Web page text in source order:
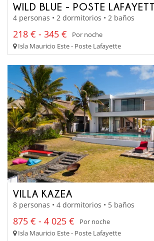
WILD BLUE - POSTE
4 personas • 2 dormitorios • 2 baños
218 € - 345 €
Por noche
Isla Mauricio Este - Poste Lafayette
VILLA KAZEA
8 personas • 4 dormitorios • 5 baños
875 € - 4 025 €
Por noche
Isla Mauricio Este - Poste Lafayette